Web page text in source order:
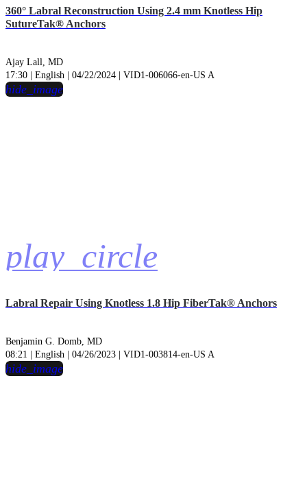
360° Labral Reconstruction Using 2.4 mm Knotless Hip
SutureTak® Anchors
Ajay Lall, MD
17:30 | English | 04/22/2024 | VID1-006066-en-US A
play_circle
hide_image
Labral Repair Using Knotless 1.8 Hip FiberTak® Anchors
Benjamin G. Domb, MD
08:21 | English | 04/26/2023 | VID1-003814-en-US A
hide_image